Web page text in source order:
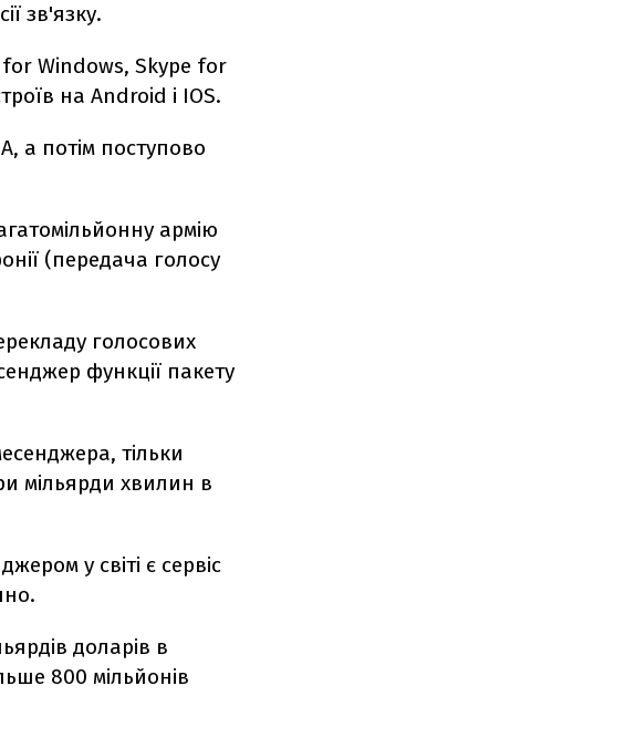
зв'язку.
for Windows, Skype for
на Android і IOS.
а потім поступово
армію
(передача голосу
голосових
функції пакету
тільки
мільярди хвилин в
у світі є сервіс
доларів в
800 мільйонів